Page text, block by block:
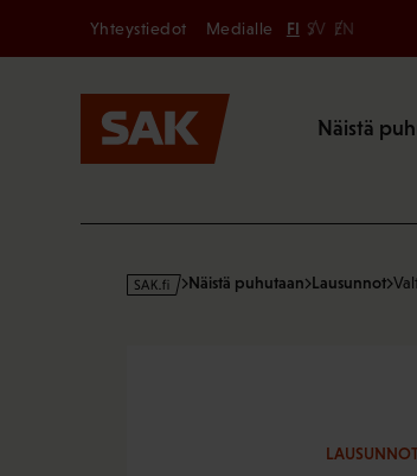
Secondary
Yhteystiedot Medialle FI SV EN
Näistä
s
Näistä puhutaan Lausunnot